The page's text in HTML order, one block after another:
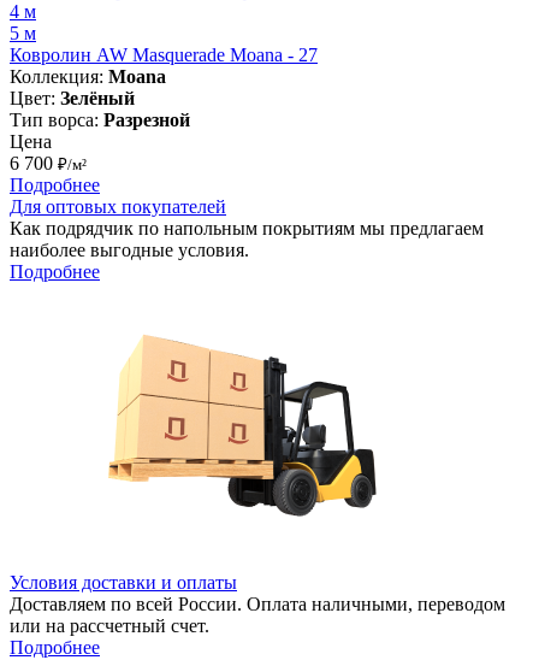
4 м
5 м
Ковролин AW Masquerade Moana - 27
Коллекция: Moana
Цвет: Зелёный
Тип ворса: Разрезной
Цена
6 700 ₽/м²
Подробнее
Для оптовых покупателей
Как подрядчик по напольным покрытиям мы предлагаем
наиболее выгодные условия.
Подробнее
Условия доставки и оплаты
Доставляем по всей России. Оплата наличными, переводом
или на рассчетный счет.
Подробнее